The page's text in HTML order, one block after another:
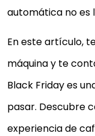
automática no es
En este artículo,
máquina y te
Black Friday es
pasar. Descubre
experiencia de